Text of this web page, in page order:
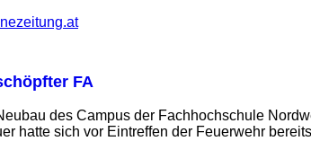
FA
des Campus der Fachhochschule
hatte sich vor Eintreffen der Feuerwehr